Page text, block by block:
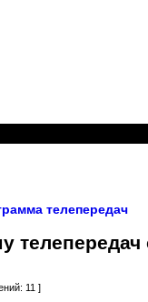
телепередач
телепередач
11 ]